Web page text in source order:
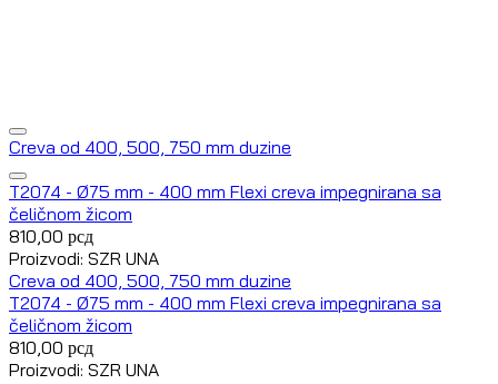
Creva od 400, 500, 750 mm duzine
T2074 - Ø75 mm - 400 mm Flexi creva impegnirana sa
čeličnom žicom
810,00 рсд
Proizvodi: SZR UNA
Creva od 400, 500, 750 mm duzine
T2074 - Ø75 mm - 400 mm Flexi creva impegnirana sa
čeličnom žicom
810,00 рсд
Proizvodi: SZR UNA